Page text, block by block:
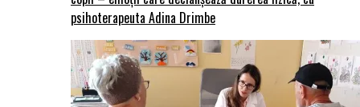
psihoterapeuta Adina Drimbe